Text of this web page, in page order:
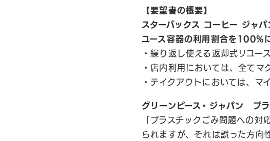
【要望書の概要】
スターバックス コーヒー ジャ
ユース容器の利用割合を100%
・繰り返し使える返却式リユー
・店内利用においては、全てマ
・テイクアウトにおいては、マ
グリーンピース・ジャパン プ
「プラスチックごみ問題への
られますが、それは誤った方向